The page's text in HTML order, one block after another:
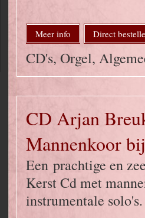
Meer info Direct
CD's, Orgel,
CD Arjan
Mannenkoor
Een prachtige en
Kerst Cd met
instrumentale solo's.